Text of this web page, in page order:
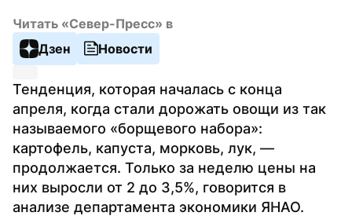
Читать «Север-Пресс» в
Дзен
Новости
Тенденция, которая началась с конца
апреля, когда стали дорожать овощи из так
называемого «борщевого набора»:
картофель, капуста, морковь, лук, —
продолжается. Только за неделю цены на
них выросли от 2 до 3,5%, говорится в
анализе департамента экономики ЯНАО.